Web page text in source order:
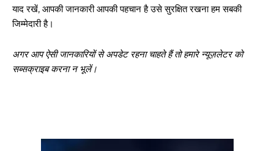
याद रखें, आपकी जानकारी आपकी पहचान है उसे सुरक्षित रखना हम सबकी
जिम्मेदारी है।
अगर आप ऐसी जानकारियों से अपडेट रहना चाहते हैं तो हमारे न्यूज़लेटर को
सब्सक्राइब करना न भूलें।